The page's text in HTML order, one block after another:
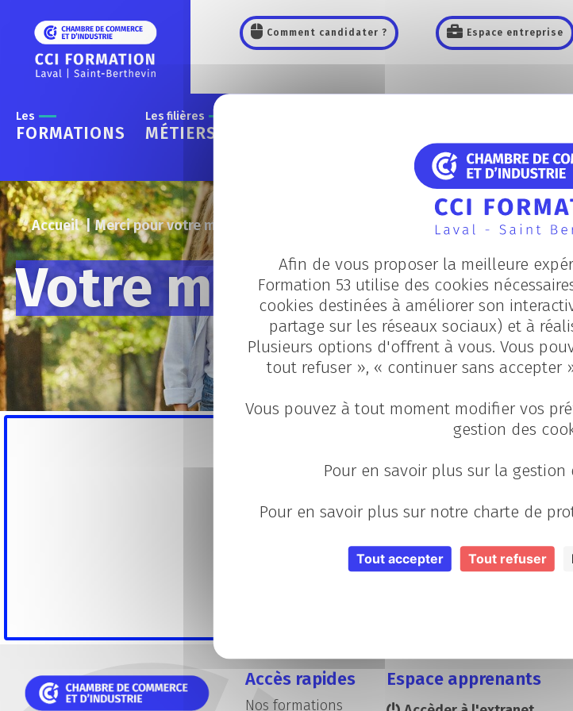
Comment candidater ? Espace entreprise
Les
FORMATIONS
Les filières
MÉTIERS
Accueil Merci pour votre message
Votre message a bien
Merci pour
Votre message a été
Nous prendrons contact avec vous
Accès rapides
Nos formations
Espace apprenants
Afin de vous proposer la meilleure
Formation 53 utilise des cookies
cookies destinées à améliorer son
partage sur les réseaux sociaux) et à
Plusieurs options d'offrent à vous. Vous
tout refuser », « continuer sans accepter
Vous pouvez à tout moment modifier vos
gestion des
Pour en savoir plus sur la gestion
Pour en savoir plus sur notre charte de
Tout accepter Tout refuser